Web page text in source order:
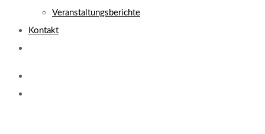
Veranstaltungsberichte
Kontakt